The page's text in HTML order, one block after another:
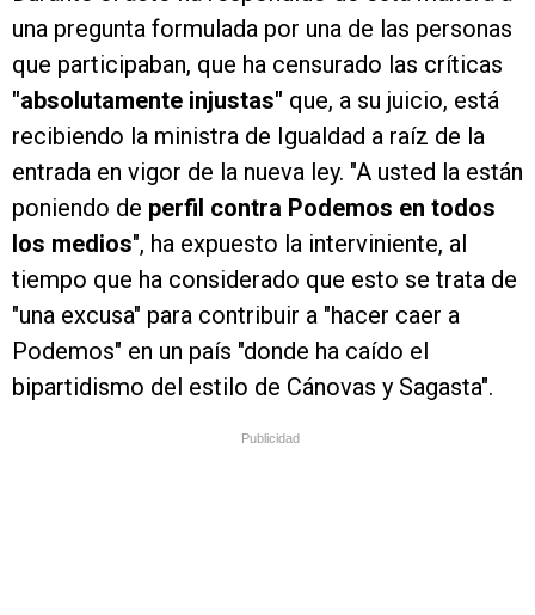
una pregunta formulada por una de las personas
que participaban, que ha censurado las críticas
"absolutamente injustas" que, a su juicio, está
recibiendo la ministra de Igualdad a raíz de la
entrada en vigor de la nueva ley. "A usted la están
poniendo de perfil contra Podemos en todos
los medios", ha expuesto la interviniente, al
tiempo que ha considerado que esto se trata de
"una excusa" para contribuir a "hacer caer a
Podemos" en un país "donde ha caído el
bipartidismo del estilo de Cánovas y Sagasta".
Publicidad